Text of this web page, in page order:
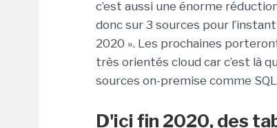
c’est aussi une énorme
donc sur 3 sources pour
2020 ». Les prochaines
très orientés cloud car c’est là
sources on-premise comme
D'ici fin 2020, des